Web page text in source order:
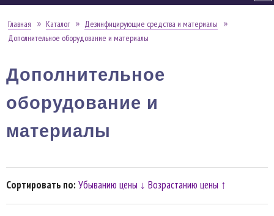
Главная Каталог
Дезинфицирующие средства и материалы
Дополнительное оборудование и материалы
Дополнительное
оборудование и
материалы
Сортировать по: Убыванию цены ↓ Возрастанию цены ↑